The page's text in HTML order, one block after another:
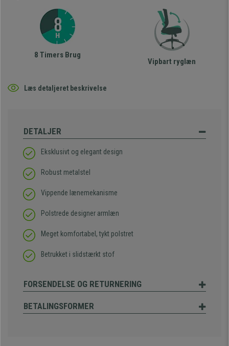
8 Timers Brug
Vipbart ryglæn
Læs detaljeret beskrivelse
DETALJER
Eksklusivt og elegant design
Robust metalstel
Vippende lænemekanisme
Polstrede designer armlæn
Meget komfortabel, tykt polstret
Betrukket i slidstærkt stof
FORSENDELSE OG RETURNERING
BETALINGSFORMER